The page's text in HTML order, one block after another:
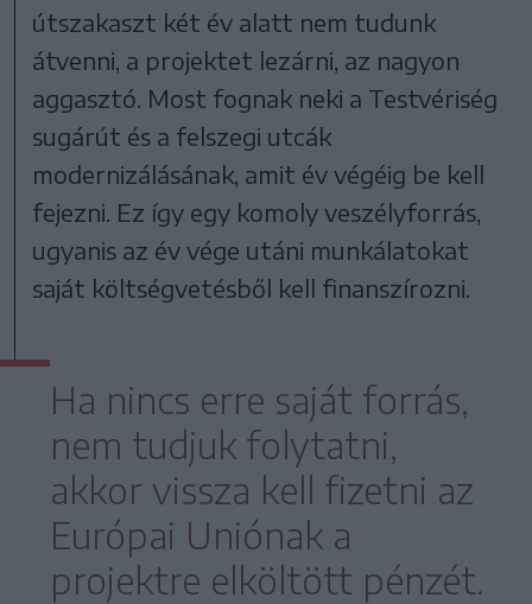
útszakaszt két év alatt nem tudunk
átvenni, a projektet lezárni, az nagyon
aggasztó. Most fognak neki a Testvériség
sugárút és a felszegi utcák
modernizálásának, amit év végéig be kell
fejezni. Ez így egy komoly veszélyforrás,
ugyanis az év vége utáni munkálatokat
saját költségvetésből kell finanszírozni.
Ha nincs erre saját forrás,
nem tudjuk folytatni,
akkor vissza kell fizetni az
Európai Uniónak a
projektre elköltött pénzét.